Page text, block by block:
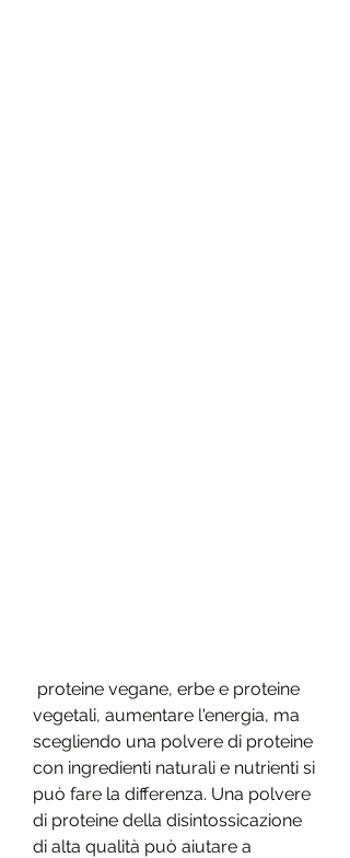
vegetali, aumentare l'energia, ma
scegliendo una polvere di proteine ​​
con ingredienti naturali e nutrienti si
può fare la differenza. Una polvere
di proteine ​​della disintossicazione
di alta qualità può aiutare a